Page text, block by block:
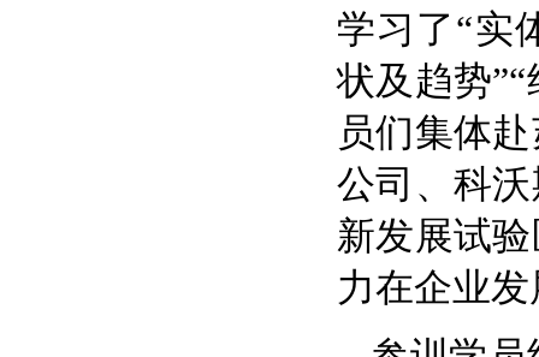
学习了“实
状及趋势
员们集体
公司、科
新发展试
力在企业